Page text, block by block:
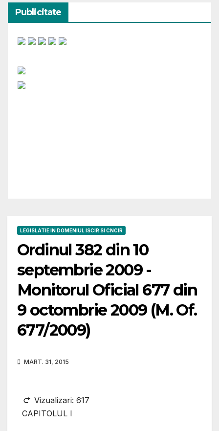
Publicitate
LEGISLATIE IN DOMENIUL ISCIR SI CNCIR
Ordinul 382 din 10
septembrie 2009 -
Monitorul Oficial 677 din
9 octombrie 2009 (M. Of.
677/2009)
MART. 31, 2015
Vizualizari: 617
CAPITOLUL I